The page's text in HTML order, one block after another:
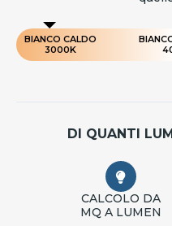
BIANCO CALDO
3000K
DI QUANTI
CALCOLO DA
MQ A LUMEN